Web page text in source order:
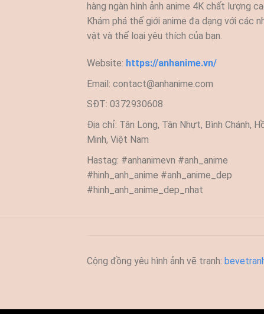
hàng ngàn hình ảnh anime 4K chất lượng
Khám phá thế giới anime đa dạng với các
vật và thể loại yêu thích của bạn.
Website: https://anhanime.vn/
Email: contact@anhanime.com
SĐT: 0372930608
Địa chỉ: Tân Long, Tân Nhựt, Bình Chánh,
Minh, Việt Nam
Hastag: #anhanimevn #anh_anime
#hinh_anh_anime #anh_anime_dep
#hinh_anh_anime_dep_nhat
Cộng đồng yêu hình ảnh vẽ tranh: